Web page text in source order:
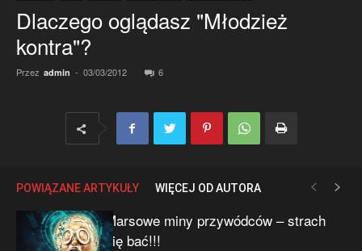
Dlaczego oglądasz "Młodzież
kontra"?
Przez admin - 03/03/2012 6
POWIĄZANE ARTYKUŁY WIĘCEJ OD AUTORA
Marsowe miny przywódców – strach
się bać!!!